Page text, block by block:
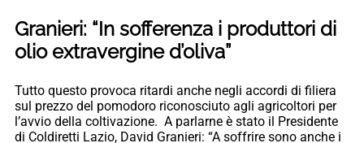
Granieri: “In sofferenza i produttori di
olio extravergine d’oliva”
Tutto questo provoca ritardi anche negli accordi di filiera
sul prezzo del pomodoro riconosciuto agli agricoltori per
l’avvio della coltivazione. A parlarne è stato il Presidente
di Coldiretti Lazio, David Granieri: “A soffrire sono anche i